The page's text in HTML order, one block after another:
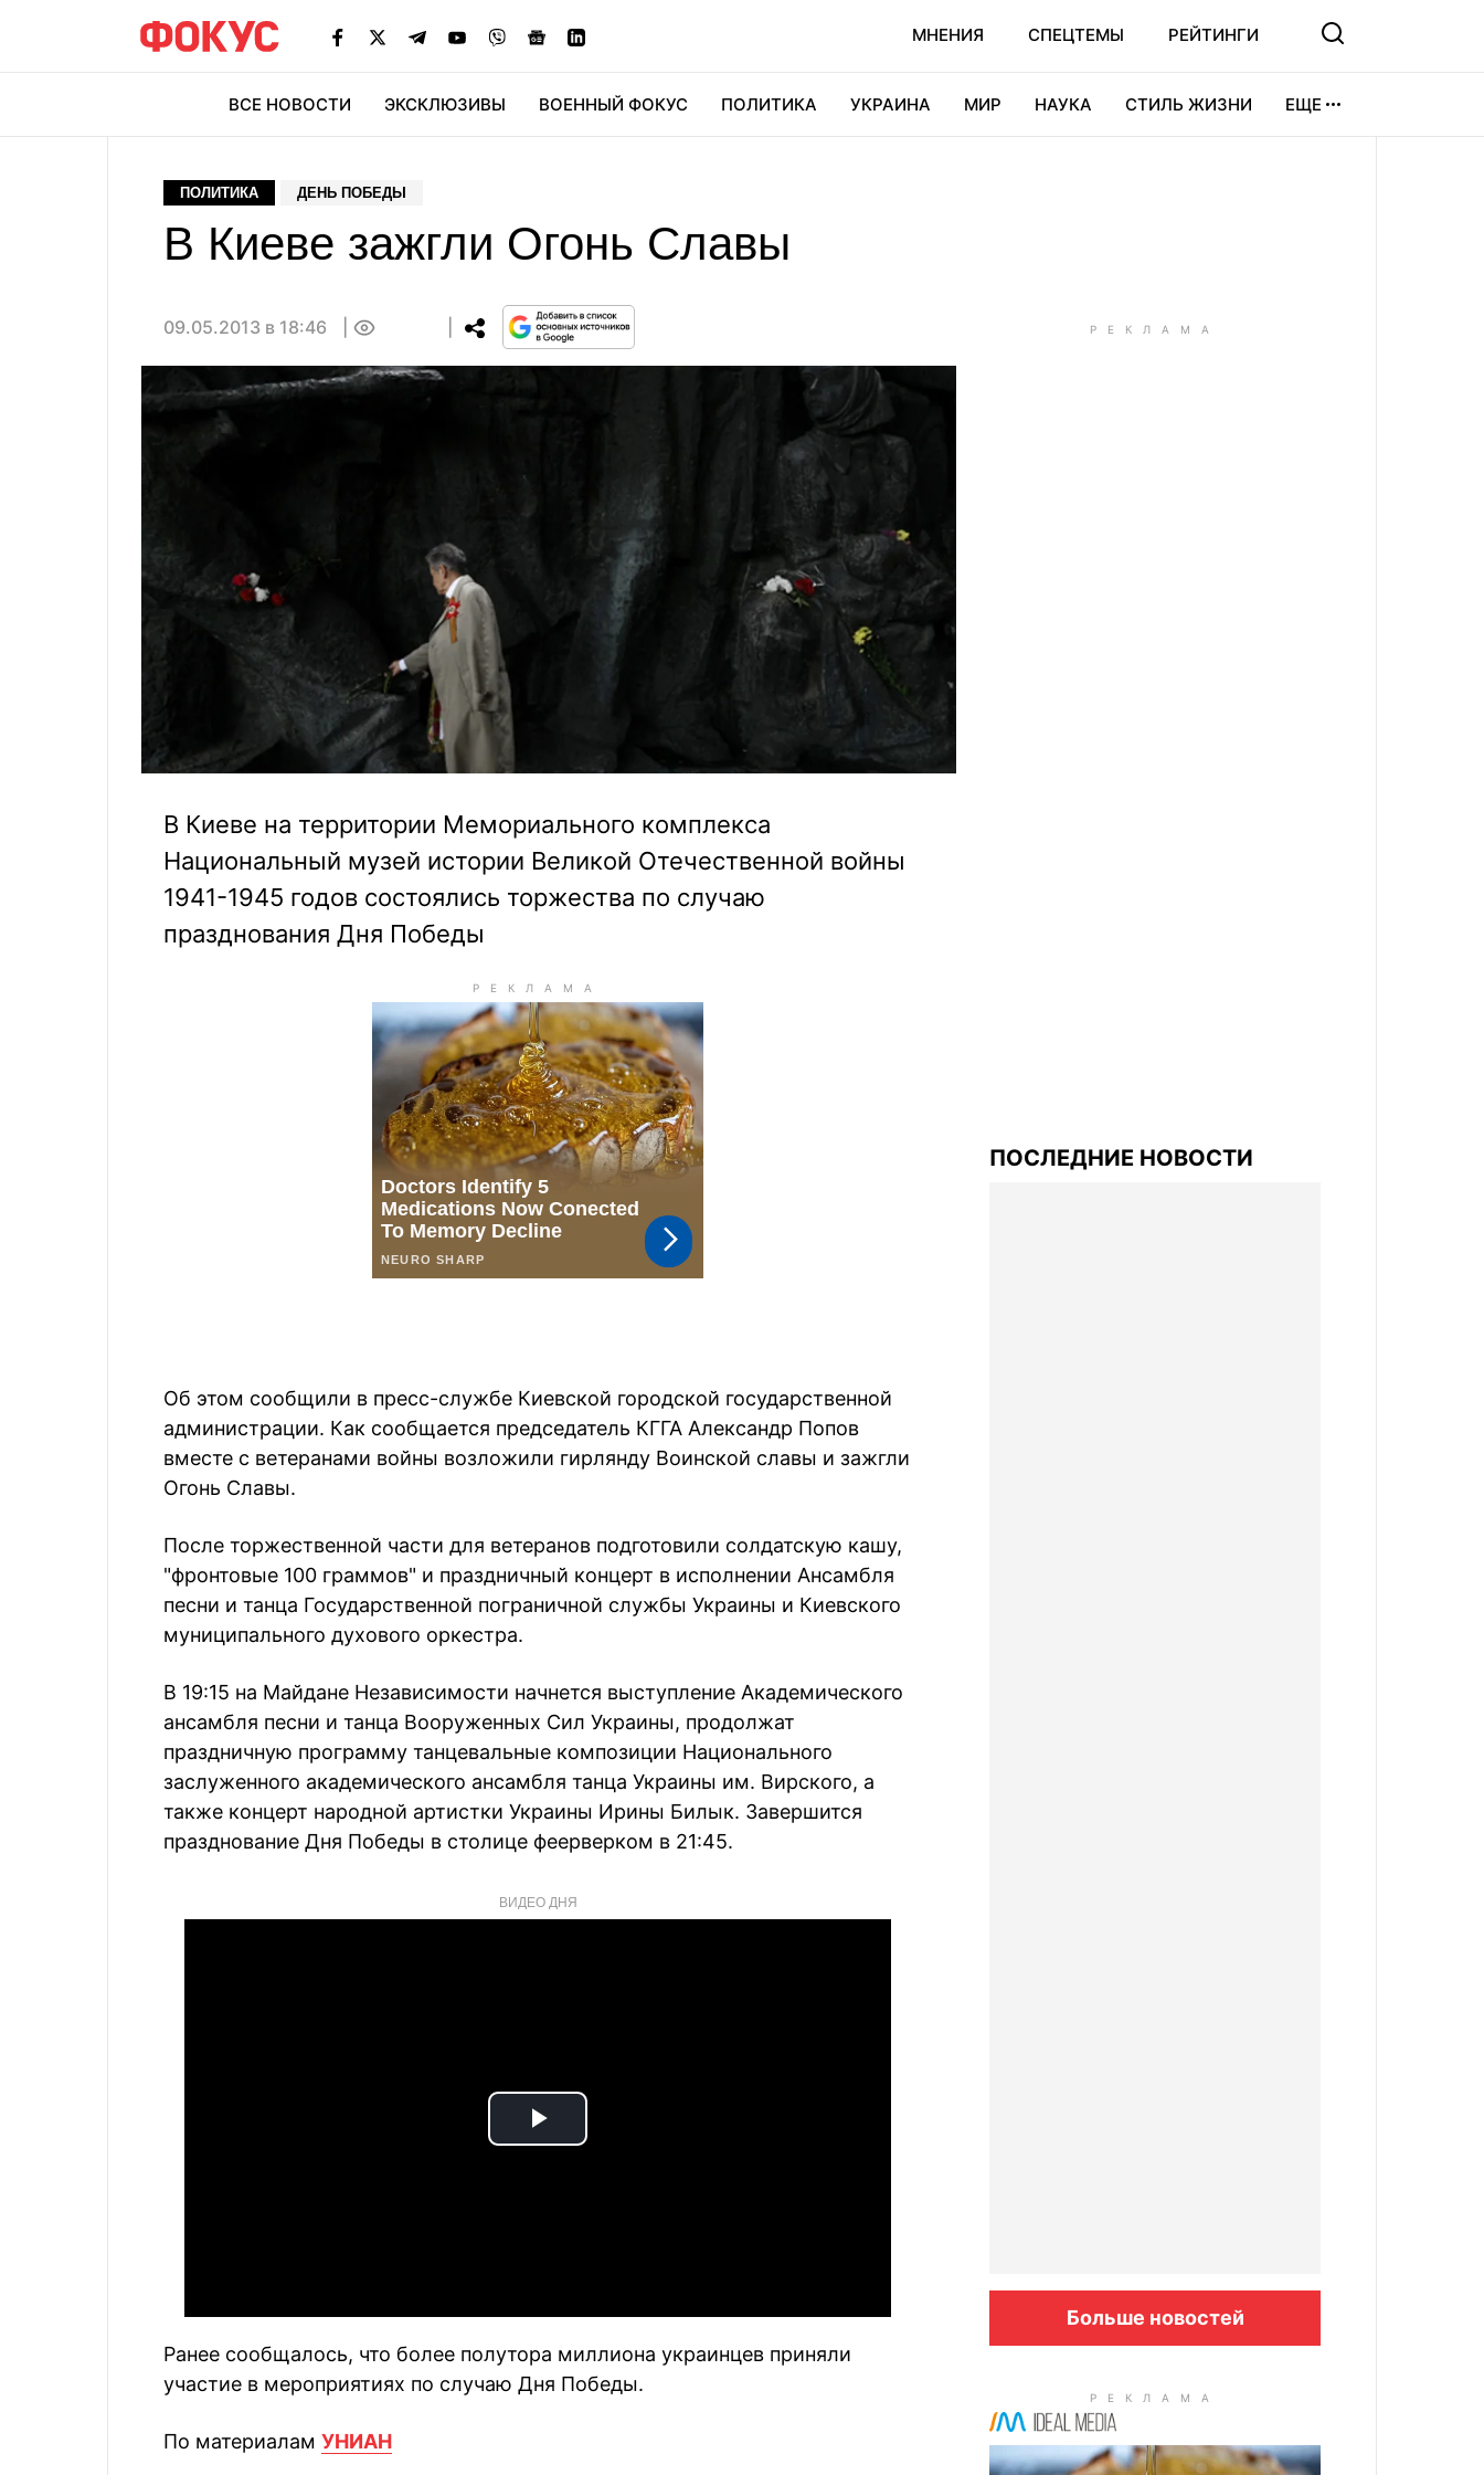
МНЕНИЯ СПЕЦТЕМЫ РЕЙТИНГИ
ВСЕ НОВОСТИ ЭКСКЛЮЗИВЫ ВОЕННЫЙ ФОКУС ПОЛИТИКА УКРАИНА МИР НАУКА СТИЛЬ ЖИЗНИ ЕЩЕ
ПОЛИТИКА ДЕНЬ ПОБЕДЫ
В Киеве зажгли Огонь Славы
09.05.2013 в 18:46
В Киеве на территории Мемориального комплекса
Национальный музей истории Великой Отечественной войны
1941-1945 годов состоялись торжества по случаю
празднования Дня Победы
Об этом сообщили в пресс-службе Киевской городской государственной
администрации. Как сообщается председатель КГГА Александр Попов
вместе с ветеранами войны возложили гирлянду Воинской славы и зажгли
Огонь Славы.
После торжественной части для ветеранов подготовили солдатскую кашу,
"фронтовые 100 граммов" и праздничный концерт в исполнении Ансамбля
песни и танца Государственной пограничной службы Украины и Киевского
муниципального духового оркестра.
В 19:15 на Майдане Независимости начнется выступление Академического
ансамбля песни и танца Вооруженных Сил Украины, продолжат
праздничную программу танцевальные композиции Национального
заслуженного академического ансамбля танца Украины им. Вирского, а
также концерт народной артистки Украины Ирины Билык. Завершится
празднование Дня Победы в столице феерверком в 21:45.
ВИДЕО ДНЯ
Play
Ранее сообщалось, что более полутора миллиона украинцев приняли
участие в мероприятиях по случаю Дня Победы.
По материалам УНИАН
ПОСЛЕДНИЕ НОВОСТИ
Больше новостей